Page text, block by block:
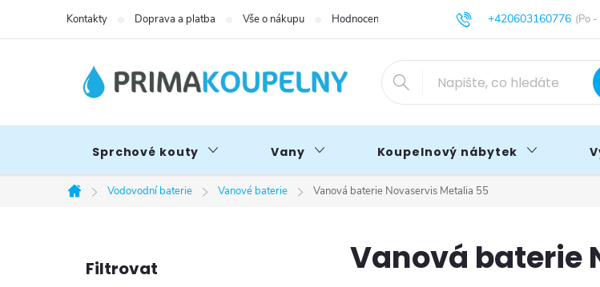
+420603160776
Kontakty Doprava a platba Vše o nákupu Hodnocení obchodu Obchodní podmínky Blog
Sprchové kouty Vany Koupelnový nábytek
Domů
Vodovodní baterie Vanové baterie Vanová baterie Novaservis Metalia 55
Vanová baterie